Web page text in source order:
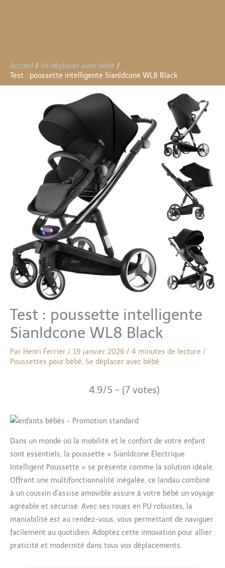
Accueil
Se déplacer avec bébé
Test : poussette intelligente Sianldcone WL8 Black
Test : poussette intelligente
Sianldcone WL8 Black
Par Henri Ferrier / 19 janvier 2026 / 4 minutes de lecture /
Poussettes pour bébé, Se déplacer avec bébé
4.9/5 - (7 votes)
Dans un monde où la mobilité et le confort de votre enfant
sont essentiels, la poussette « Sianldcone Électrique
Intelligent Poussette » se présente comme la solution idéale.
Offrant une multifonctionnalité inégalée, ce landau combiné
à un coussin d’assise amovible assure à votre bébé un voyage
agréable et sécurisé. Avec ses roues en PU robustes, la
maniabilité est au rendez-vous, vous permettant de naviguer
facilement au quotidien. Adoptez cette innovation pour allier
praticité et modernité dans tous vos déplacements.